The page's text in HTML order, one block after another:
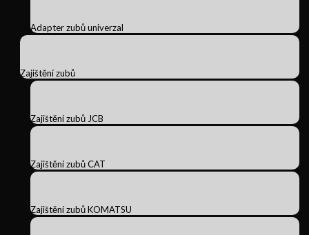
Adapter zubů univerzal
Zajištění zubů
Zajištění zubů JCB
Zajištění zubů CAT
Zajištění zubů KOMATSU